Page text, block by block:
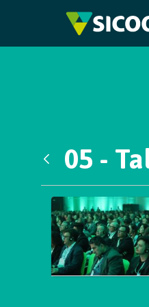
Pular para o Conteúdo
05 -
Galeria de Mídias